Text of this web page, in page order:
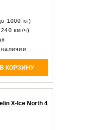
1000 кг)
км/ч)
В КОРЗИНУ
X-Ice North 4